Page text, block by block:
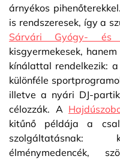
árnyékos
is rendszeresek, így a
Sárvári Gyógy- és
kisgyermekesek,
kínálattal rendelkezik:
különféle
illetve a nyári DJ-
célozzák. A
kitűnő példája a
szolgáltatásnak:
élménymedencék,